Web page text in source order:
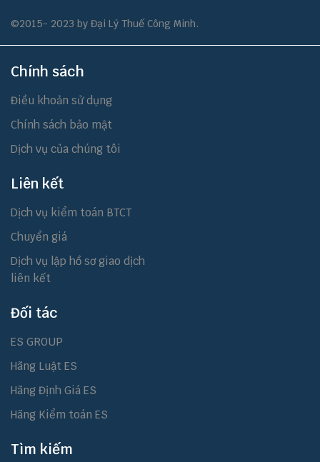
©2015- 2023 by Đại Lý Thuế Công Minh.
Chính sách
Điều khoản sử dụng
Chính sách bảo mật
Dịch vụ của chúng tôi
Liên kết
Dịch vụ kiểm toán BTCT
Chuyển giá
Dịch vụ lập hồ sơ giao dịch
liên kết
Đối tác
ES GROUP
Hãng Luật ES
Hãng Định Giá ES
Hãng Kiểm toán ES
Tìm kiếm